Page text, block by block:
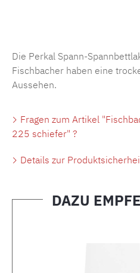
Die Perkal Spann-
Fischbacher haben eine
Aussehen.
Fragen zum Artikel
225 schiefer" ?
Details zur
DAZU